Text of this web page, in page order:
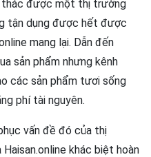
thác được một thị trường
tận dụng được hết được
mang lại. Dẫn đến
sản phẩm nhưng kênh
các sản phẩm tươi sống
phí tài nguyên.
vấn đề đó của thị
khác biệt hoàn